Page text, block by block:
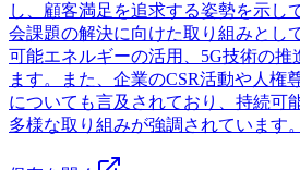
し、顧客満足を追求する姿勢を示し
会課題の解決に向けた取り組みとし
可能エネルギーの活用、5G技術の推
ます。また、企業のCSR活動や人権
についても言及されており、持続可
多様な取り組みが強調されています。